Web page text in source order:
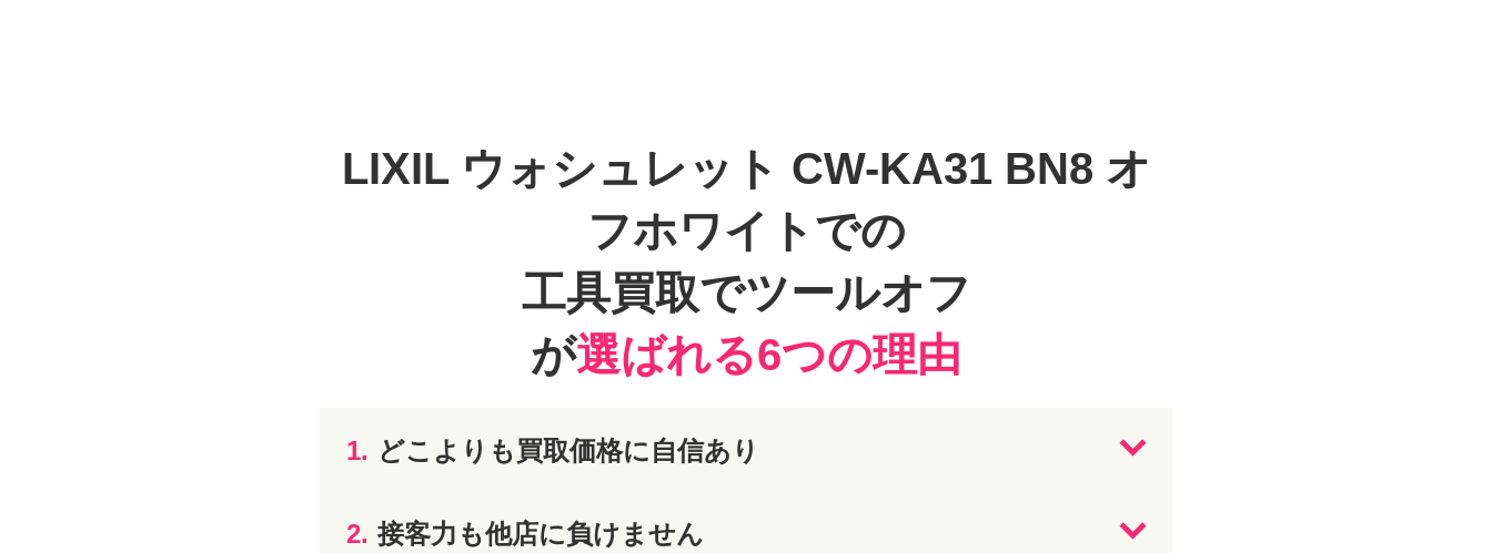
LIXIL ウォシュレット CW-KA31 BN8 オ
フホワイトでの
工具買取でツールオフ
が選ばれる6つの理由
1. どこよりも買取価格に自信あり
2. 接客力も他店に負けません